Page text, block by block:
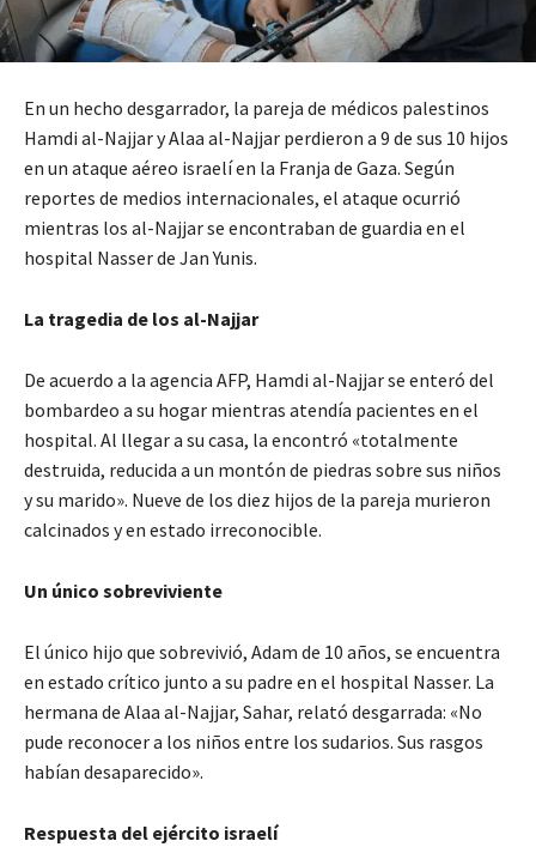
En un hecho desgarrador, la pareja de médicos palestinos
Hamdi al-Najjar y Alaa al-Najjar perdieron a 9 de sus 10 hijos
en un ataque aéreo israelí en la Franja de Gaza. Según
reportes de medios internacionales, el ataque ocurrió
mientras los al-Najjar se encontraban de guardia en el
hospital Nasser de Jan Yunis.
La tragedia de los al-Najjar
De acuerdo a la agencia AFP, Hamdi al-Najjar se enteró del
bombardeo a su hogar mientras atendía pacientes en el
hospital. Al llegar a su casa, la encontró «totalmente
destruida, reducida a un montón de piedras sobre sus niños
y su marido». Nueve de los diez hijos de la pareja murieron
calcinados y en estado irreconocible.
Un único sobreviviente
El único hijo que sobrevivió, Adam de 10 años, se encuentra
en estado crítico junto a su padre en el hospital Nasser. La
hermana de Alaa al-Najjar, Sahar, relató desgarrada: «No
pude reconocer a los niños entre los sudarios. Sus rasgos
habían desaparecido».
Respuesta del ejército israelí